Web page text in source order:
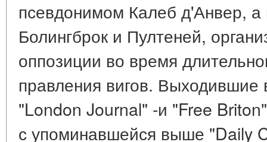
псевдонимом Калеб д'Анвер,
Болингброк и Пултеней,
оппозиции во время
правления вигов. Выходившие
"London Journal" -и "Free
с упоминавшейся выше "Daily